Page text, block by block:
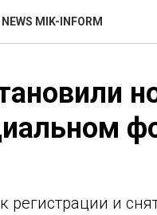
NEWS MIK-INFORM
и